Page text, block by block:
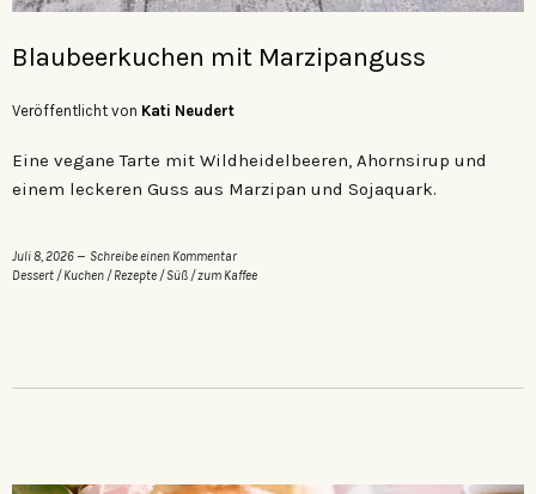
Blaubeerkuchen mit Marzipanguss
Veröffentlicht von Kati Neudert
Eine vegane Tarte mit Wildheidelbeeren, Ahornsirup und
einem leckeren Guss aus Marzipan und Sojaquark.
Juli 8, 2026
Schreibe einen Kommentar
Dessert / Kuchen / Rezepte / Süß /zum Kaffee